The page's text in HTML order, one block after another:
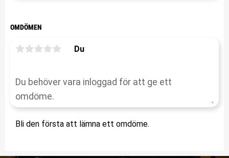
OMDÖMEN
Du
Bli den första att lämna ett omdöme.